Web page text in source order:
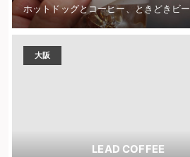
大阪
LEAD COFFEE